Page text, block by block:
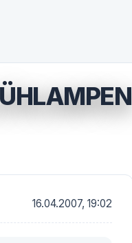
16.04.2007, 19:02